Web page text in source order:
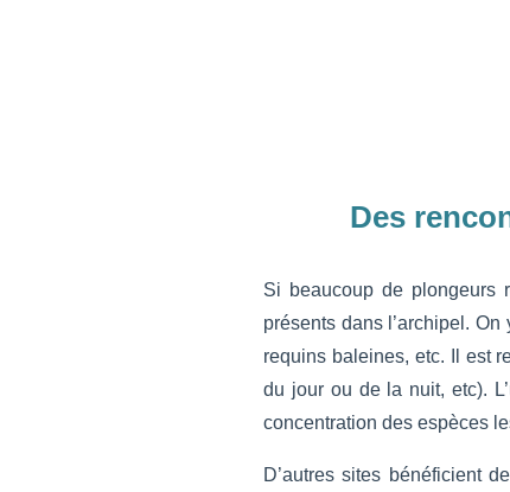
Des
Si beaucoup de plongeurs
présents dans l’archipel.
requins baleines, etc. Il est
du jour ou de la nuit, etc).
concentration des espèces
D’autres sites bénéficient